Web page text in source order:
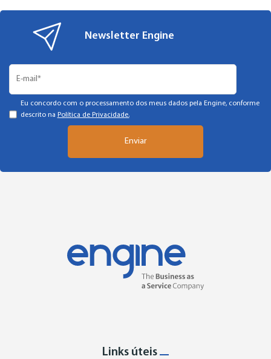
Newsletter Engine
Eu concordo com o processamento dos meus dados pela Engine, conforme
descrito na Política de Privacidade.
Links úteis